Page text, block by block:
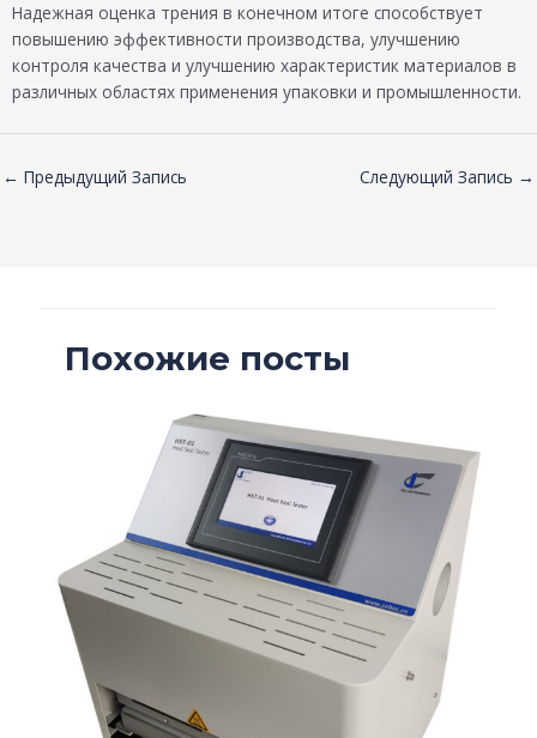
Надежная оценка трения в конечном итоге способствует
повышению эффективности производства, улучшению
контроля качества и улучшению характеристик материалов в
различных областях применения упаковки и промышленности.
← Предыдущий Запись Следующий Запись →
Похожие посты